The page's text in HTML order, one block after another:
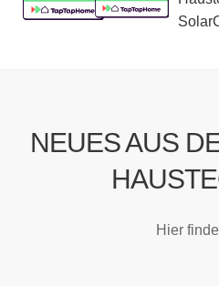
NEUES AUS
Hier